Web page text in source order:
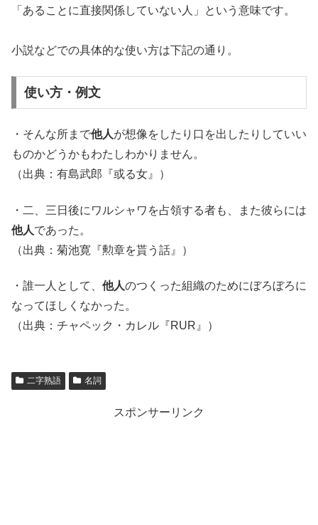
「あることに直接関係していない人」という意味です。
小説などでの具体的な使い方は下記の通り。
使い方・例文
・そんな所まで他人が想像をしたり口を出したりしていい
ものかどうかもわたしわかりません。
（出典：有島武郎『或る女』）
・二、三日後にワルシャワを占領する者も、また彼らには
他人であった。
（出典：菊池寛『勲章を貰う話』）
・誰一人として、 他人のつくった組織のためにぼろぼろに
なってほしくなかった。
（出典：チャペック・カレル『RUR』）
二字熟語 名詞
スポンサーリンク